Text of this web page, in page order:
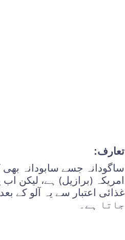
تعارف:
ساگودانہ جسے سابودانہ
امریکہ (برازیل) ہے، لیکن
غذائی اعتبار سے یہ آلو کے
جاتا ہے۔